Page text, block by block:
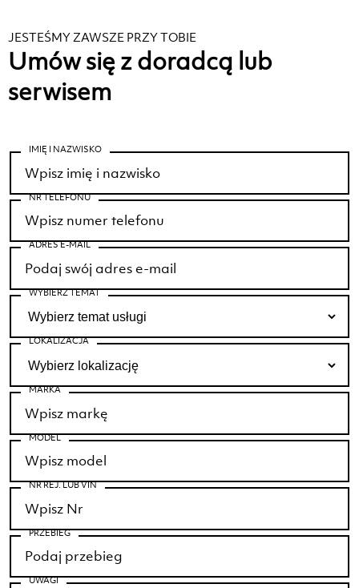
JESTEŚMY ZAWSZE PRZY TOBIE
Umów się z doradcą lub
serwisem
IMIĘ I NAZWISKO
NR TELEFONU
ADRES E-MAIL
WYBIERZ TEMAT
LOKALIZACJA
MARKA
MODEL
NR REJ. LUB VIN
PRZEBIEG
UWAGI